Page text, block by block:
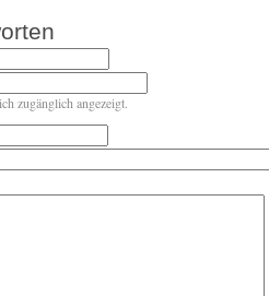
zugänglich angezeigt.